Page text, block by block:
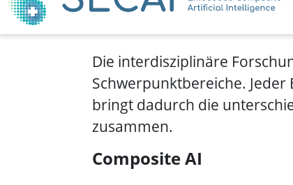
Die interdisziplinäre
Schwerpunktbereiche.
bringt dadurch die
zusammen.
Composite AI